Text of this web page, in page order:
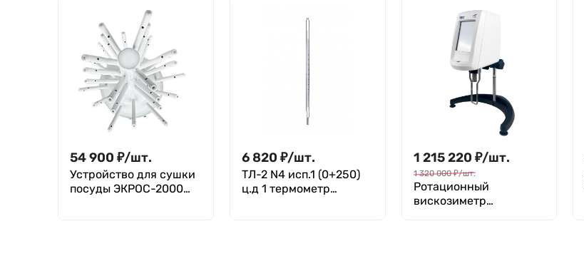
54 900 ₽/шт.
Устройство для сушки
посуды ЭКРОС-2000
6 820 ₽/шт.
ТЛ-2 N4 исп.1 (0+250)
ц.д 1 термометр
1 215 220 ₽/шт.
1 320 000 ₽/шт.
Ротационный
вискозиметр